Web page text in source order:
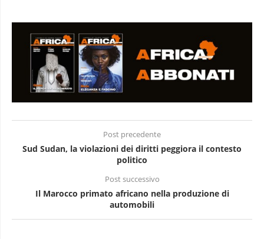
Post precedente
Sud Sudan, la violazioni dei diritti peggiora il contesto
politico
Post successivo
Il Marocco primato africano nella produzione di
automobili